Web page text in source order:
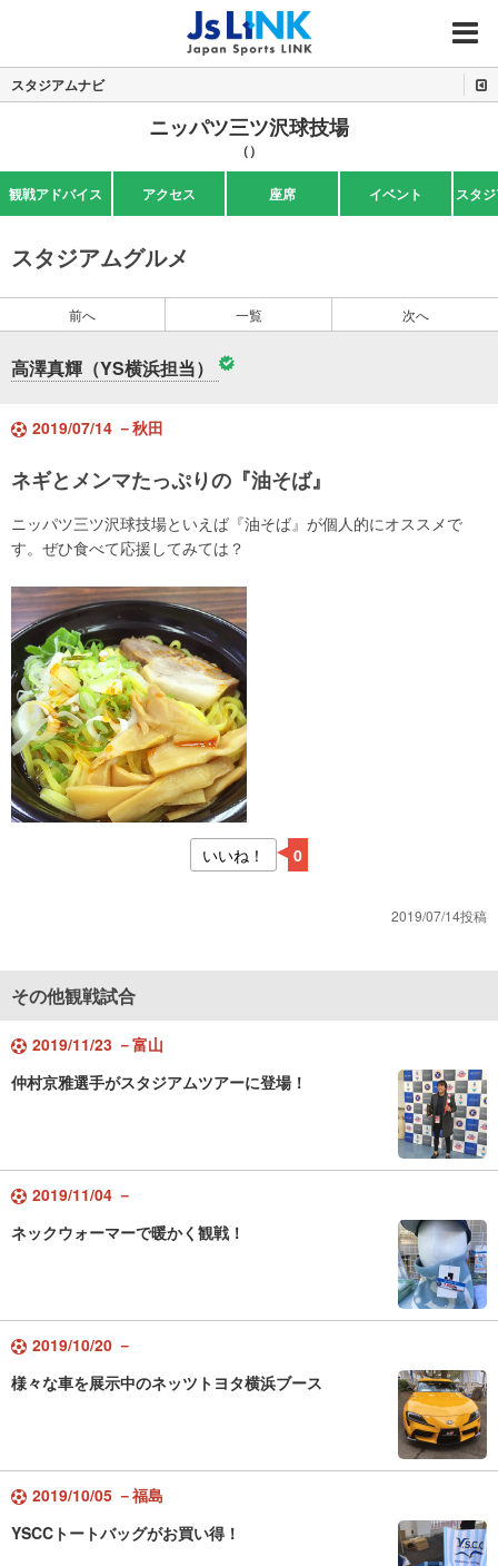
MENU
スタジアムナビ
ニッパツ三ツ沢球技場
（）
観戦アドバイス アクセス 座席 イベント スタ
スタジアムグルメ
前へ 一覧 次へ
高澤真輝（YS横浜担当）
2019/07/14 －秋田
ネギとメンマたっぷりの『油そば』
ニッパツ三ツ沢球技場といえば『油そば』が個人的にオススメで
す。ぜひ食べて応援してみては？
いいね！ 0
2019/07/14投稿
その他観戦試合
2019/11/23 －富山
仲村京雅選手がスタジアムツアーに登場！
2019/11/04 －
ネックウォーマーで暖かく観戦！
2019/10/20 －
様々な車を展示中のネッツトヨタ横浜ブース
2019/10/05 －福島
YSCCトートバッグがお買い得！